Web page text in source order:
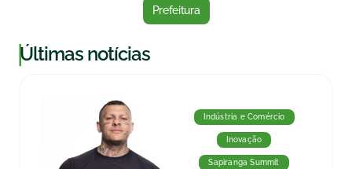
Prefeitura
|Últimas notícias
Indústria e Comércio
Inovação
Sapiranga Summit